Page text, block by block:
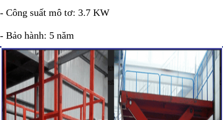
- Công suất mô tơ: 3.7 KW
- Bảo hành: 5 năm